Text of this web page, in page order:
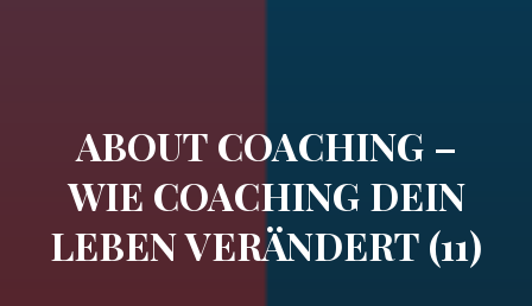
ABOUT COACHING –
WIE COACHING DEIN
LEBEN VERÄNDERT (11)